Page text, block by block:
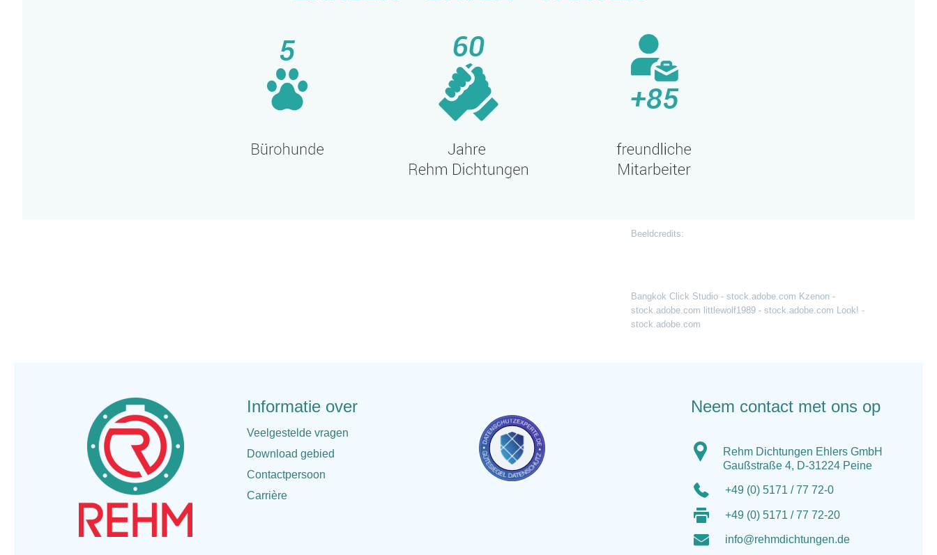
Beeldcredits:
Bangkok Click Studio - stock.adobe.com Kzenon -
stock.adobe.com littlewolf1989 - stock.adobe.com Look! -
stock.adobe.com
Informatie over
Veelgestelde vragen
Download gebied
Contactpersoon
Carrière
Neem contact met ons op
Rehm Dichtungen Ehlers GmbH
Gaußstraße 4, D-31224 Peine
+49 (0) 5171 / 77 72-0
+49 (0) 5171 / 77 72-20
info@rehmdichtungen.de